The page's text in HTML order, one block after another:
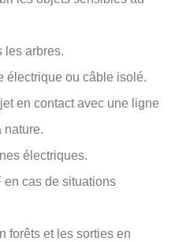
les arbres.
électrique ou câble isolé.
en contact avec une ligne
nature.
électriques.
en cas de situations
forêts et les sorties en